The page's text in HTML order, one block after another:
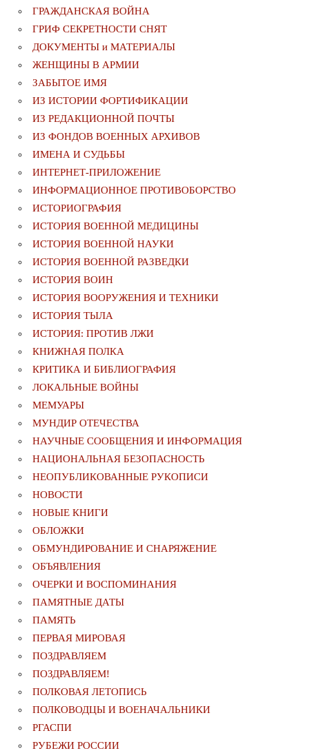
ГРАЖДАНСКАЯ ВОЙНА
ГРИФ СЕКРЕТНОСТИ СНЯТ
ДОКУМЕНТЫ и МАТЕРИАЛЫ
ЖЕНЩИНЫ В АРМИИ
ЗАБЫТОЕ ИМЯ
ИЗ ИСТОРИИ ФОРТИФИКАЦИИ
ИЗ РЕДАКЦИОННОЙ ПОЧТЫ
ИЗ ФОНДОВ ВОЕННЫХ АРХИВОВ
ИМЕНА И СУДЬБЫ
ИНТЕРНЕТ-ПРИЛОЖЕНИЕ
ИНФОРМАЦИОННОЕ ПРОТИВОБОРСТВО
ИСТОРИОГРАФИЯ
ИСТОРИЯ ВОЕННОЙ МЕДИЦИНЫ
ИСТОРИЯ ВОЕННОЙ НАУКИ
ИСТОРИЯ ВОЕННОЙ РАЗВЕДКИ
ИСТОРИЯ ВОИН
ИСТОРИЯ ВООРУЖЕНИЯ И ТЕХНИКИ
ИСТОРИЯ ТЫЛА
ИСТОРИЯ: ПРОТИВ ЛЖИ
КНИЖНАЯ ПОЛКА
КРИТИКА И БИБЛИОГРАФИЯ
ЛОКАЛЬНЫЕ ВОЙНЫ
МЕМУАРЫ
МУНДИР ОТЕЧЕСТВА
НАУЧНЫЕ СООБЩЕНИЯ И ИНФОРМАЦИЯ
НАЦИОНАЛЬНАЯ БЕЗОПАСНОСТЬ
НЕОПУБЛИКОВАННЫЕ РУКОПИСИ
НОВОСТИ
НОВЫЕ КНИГИ
ОБЛОЖКИ
ОБМУНДИРОВАНИЕ И СНАРЯЖЕНИЕ
ОБЪЯВЛЕНИЯ
ОЧЕРКИ И ВОСПОМИНАНИЯ
ПАМЯТНЫЕ ДАТЫ
ПАМЯТЬ
ПЕРВАЯ МИРОВАЯ
ПОЗДРАВЛЯЕМ
ПОЗДРАВЛЯЕМ!
ПОЛКОВАЯ ЛЕТОПИСЬ
ПОЛКОВОДЦЫ И ВОЕНАЧАЛЬНИКИ
РГАСПИ
РУБЕЖИ РОССИИ